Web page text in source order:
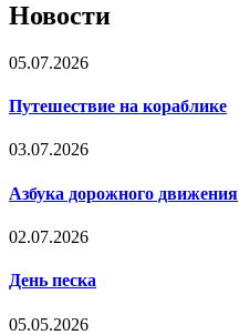
Новости
05.07.2026
Путешествие на кораблике
03.07.2026
Азбука дорожного движения
02.07.2026
День песка
05.05.2026